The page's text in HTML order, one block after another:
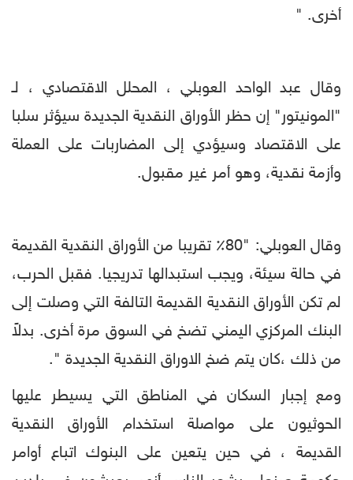
أخرى. "
وقال عبد الواحد العوبلي ، المحلل الاقتصادي ، لـ
"المونيتور" إن حظر الأوراق النقدية الجديدة سيؤثر سلبا
على الاقتصاد وسيؤدي إلى المضاربات على العملة
وأزمة نقدية، وهو أمر غير مقبول.
وقال العوبلي: "80٪ تقريبا من الأوراق النقدية القديمة
في حالة سيئة، ويجب استبدالها تدريجيا. فقبل الحرب،
لم تكن الأوراق النقدية القديمة التالفة التي وصلت إلى
البنك المركزي اليمني تضخ في السوق مرة أخرى. بدلاً
من ذلك ،كان يتم ضخ الاوراق النقدية الجديدة ".
ومع إجبار السكان في المناطق التي يسيطر عليها
الحوثيون على مواصلة استخدام الأوراق النقدية
القديمة ، في حين يتعين على البنوك اتباع أوامر